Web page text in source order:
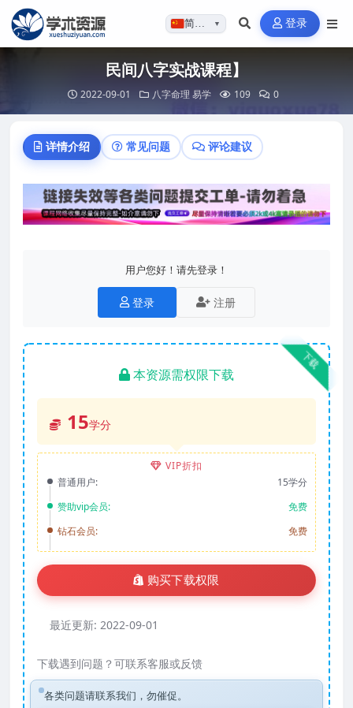
简体…▼ 登录
民间八字实战课程】
2022-09-01 八字命理 易学 109 0
详情介绍 常见问题 评论建议
用户您好！请先登录！
登录 注册
下载
本资源需权限下载
15学分
VIP折扣
普通用户:
15学分
赞助vip会员:
免费
钻石会员:
免费
购买下载权限
最近更新: 2022-09-01
下载遇到问题？可联系客服或反馈
各类问题请联系我们，勿催促。